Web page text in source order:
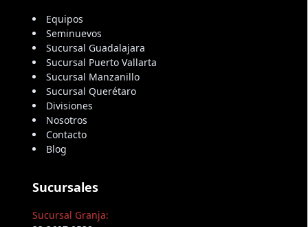
Equipos
Seminuevos
Sucursal Guadalajara
Sucursal Puerto Vallarta
Sucursal Manzanillo
Sucursal Querétaro
Divisiones
Nosotros
Contacto
Blog
Sucursales
Sucursal Granja: